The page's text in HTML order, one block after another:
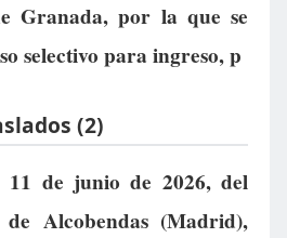
Granada, por la que se
selectivo para ingreso, p
(2)
11 de junio de 2026, del
de Alcobendas (Madrid),